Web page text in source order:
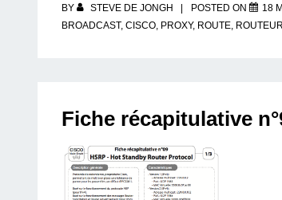
BY STEVE DE JONGH POSTED ON 18
BROADCAST, CISCO, PROXY, ROUTE, ROUTEUR
Fiche récapitulative